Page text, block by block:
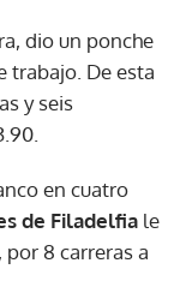
dio un ponche
trabajo. De esta
y seis
en cuatro
de Filadelfia le
, por 8 carreras a